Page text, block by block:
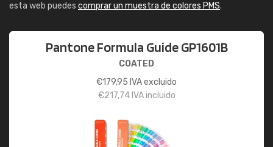
esta web puedes comprar un muestra de colores PMS.
Pantone Formula Guide GP1601B
COATED
€179,95 IVA excluido
€217,74IVA incluido